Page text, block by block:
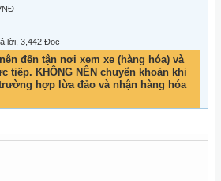
lời, 3,442 Đọc
đến tận nơi xem xe (hàng hóa) và
tiếp. KHÔNG NÊN chuyển khoản khi
hợp lừa đảo và nhận hàng hóa